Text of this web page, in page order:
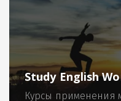
Study English
Курсы применения